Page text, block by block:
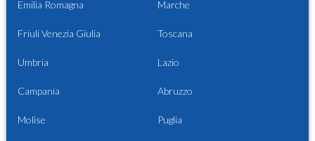
Emilia Romagna Marche
Friuli Venezia Giulia Toscana
Umbria Lazio
Campania Abruzzo
Molise Puglia